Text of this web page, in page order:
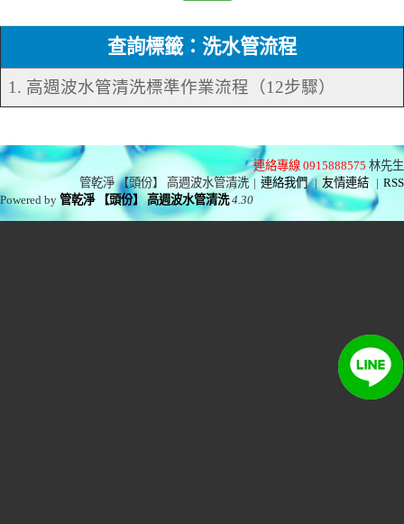
查詢標籤：洗水管流程
1. 高週波水管清洗標準作業流程（12步驟）
連絡專線 0915888575 林先生
管乾淨 【頭份】 高週波水管清洗 | 連絡我們 | 友情連結 | RSS
Powered by管乾淨 【頭份】 高週波水管清洗 4.30